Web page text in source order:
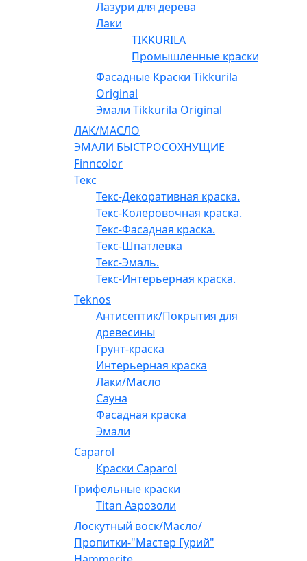
Лазури для дерева
Лаки
TIKKURILA
Промышленные краски
Фасадные Краски Tikkurila
Original
Эмали Tikkurila Original
ЛАК/МАСЛО
ЭМАЛИ БЫСТРОСОХНУЩИЕ
Finncolor
Текс
Текс-Декоративная краска.
Текс-Колеровочная краска.
Текс-Фасадная краска.
Текс-Шпатлевка
Текс-Эмаль.
Текс-Интерьерная краска.
Teknos
Антисептик/Покрытия для
древесины
Грунт-краска
Интерьерная краска
Лаки/Масло
Сауна
Фасадная краска
Эмали
Caparol
Краски Caparol
Грифельные краски
Titan Аэрозоли
Лоскутный воск/Масло/
Пропитки-"Мастер Гурий"